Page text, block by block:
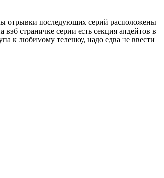
отрывки последующих серий расположены
страничке серии есть секция апдейтов в
к любимому телешоу, надо едва не ввести